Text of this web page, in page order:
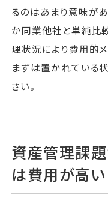
るのはあまり意味が
か同業他社と単純比
理状況により費用的
まずは置かれている
さい。
資産管理課
は費用が高い